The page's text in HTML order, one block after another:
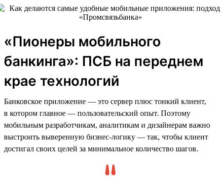
«Пионеры мобильного
банкинга»: ПСБ на переднем
крае технологий
Банковское приложение — это сервер плюс тонкий клиент,
в котором главное — пользовательский опыт. Поэтому
мобильным разработчикам, аналитикам и дизайнерам важно
выстроить выверенную бизнес-логику — так, чтобы клиент
достигал своих целей за минимальное количество шагов.